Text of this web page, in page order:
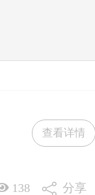
查看详情
138 分享